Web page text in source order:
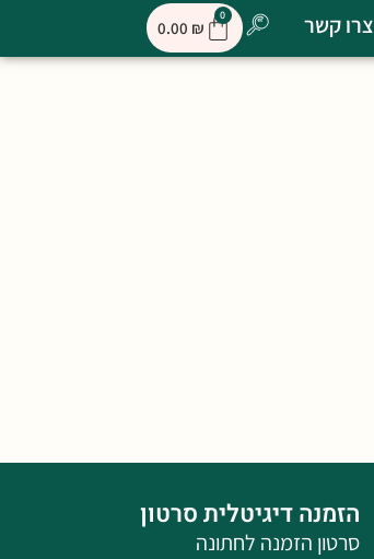
צרו קשר 0.00 ₪
0
הזמנה דיגיטלית סרטון
סרטון הזמנה לחתונה